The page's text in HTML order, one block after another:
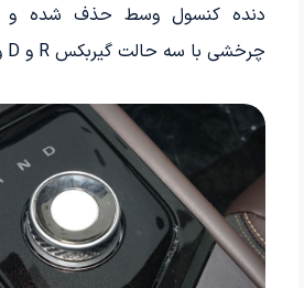
دنده کنسول وسط حذف شده
چرخشی با سه حالت گیربکس R و D و N قرار گرفته است.